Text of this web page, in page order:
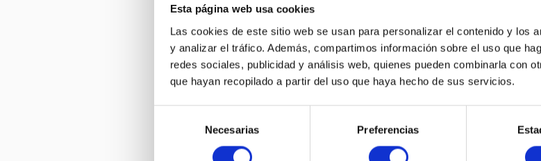
Esta página web usa cookies
Las cookies de este sitio web se usan para personalizar el contenido y los
y analizar el tráfico. Además, compartimos información sobre el uso que
redes sociales, publicidad y análisis web, quienes pueden combinarla con
que hayan recopilado a partir del uso que haya hecho de sus servicios.
consentimiento
Necesarias Preferencias
Datalogic Magellan 34xxVSi Datalogic Magellan 35xxHSi
DATALOGIC ESCÁNER EN MOSTRADOR